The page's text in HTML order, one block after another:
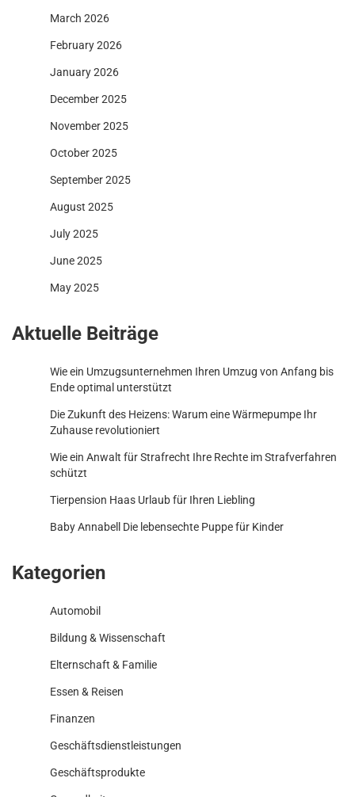
March 2026
February 2026
January 2026
December 2025
November 2025
October 2025
September 2025
August 2025
July 2025
June 2025
May 2025
Aktuelle Beiträge
Wie ein Umzugsunternehmen Ihren Umzug von Anfang bis
Ende optimal unterstützt
Die Zukunft des Heizens: Warum eine Wärmepumpe Ihr
Zuhause revolutioniert
Wie ein Anwalt für Strafrecht Ihre Rechte im Strafverfahren
schützt
Tierpension Haas Urlaub für Ihren Liebling
Baby Annabell Die lebensechte Puppe für Kinder
Kategorien
Automobil
Bildung & Wissenschaft
Elternschaft & Familie
Essen & Reisen
Finanzen
Geschäftsdienstleistungen
Geschäftsprodukte